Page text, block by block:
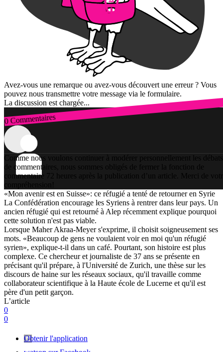
Avez-vous une remarque ou avez-vous découvert une erreur ? Vous
pouvez nous transmettre votre message via le formulaire.
La discussion est chargée...
0 Commentaires
Connexion
Comme nous voulons continuer à modérer personnellement les débats
de commentaires, nous sommes obligés de fermer la fonction de
commentaire 72 heures après la publication d’un article. Merci de
compréhension!
«Mon avenir est en Suisse»: ce réfugié a tenté de retourner en Syrie
La Confédération encourage les Syriens à rentrer dans leur pays. Un
ancien réfugié qui est retourné à Alep récemment explique pourquoi
cette solution n'est pas viable.
Lorsque Maher Akraa-Meyer s'exprime, il choisit soigneusement ses
mots. «Beaucoup de gens ne voulaient voir en moi qu'un réfugié
syrien», explique-t-il dans un café. Pourtant, son histoire est plus
complexe. Ce chercheur et journaliste de 37 ans se présente en
précisant qu'il prépare, à l'Université de Zurich, une thèse sur les
discours de haine sur les réseaux sociaux, qu'il travaille comme
collaborateur scientifique à la Haute école de Lucerne et qu'il est
père d'un petit garçon.
L’article
0
0
Obtenir l'application